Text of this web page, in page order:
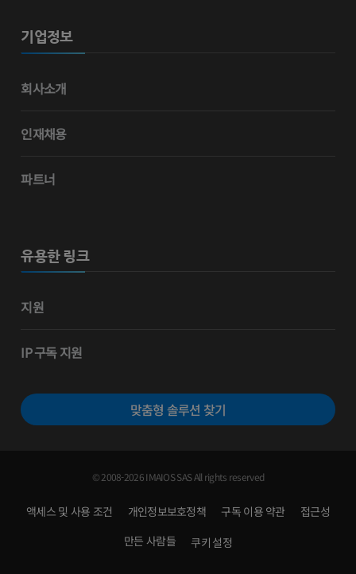
기업정보
회사소개
인재채용
파트너
유용한 링크
지원
IP 구독 지원
맞춤형 솔루션 찾기
© 2008-2026 IMAIOS SAS All rights reserved
액세스 및 사용 조건 개인정보보호정책 구독 이용 약관
접근성
만든 사람들
쿠키 설정